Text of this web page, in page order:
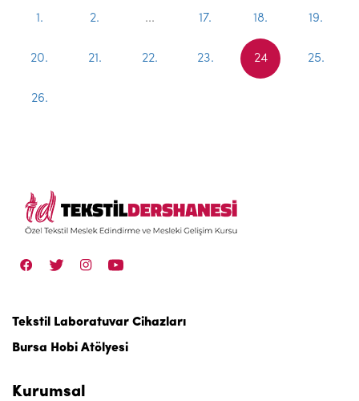
1. 2. ... 17. 18. 19.
20. 21. 22. 23. 24 25.
26.
Tekstil Laboratuvar Cihazları
Bursa Hobi Atölyesi
Kurumsal